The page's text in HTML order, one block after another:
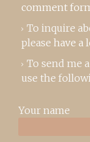
comment
To inquire
please have a
To send me
use the
Your name